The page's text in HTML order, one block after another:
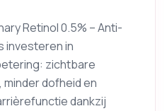
Retinol 0.5% – Anti-
investeren in
zichtbare
dofheid en
dankzij